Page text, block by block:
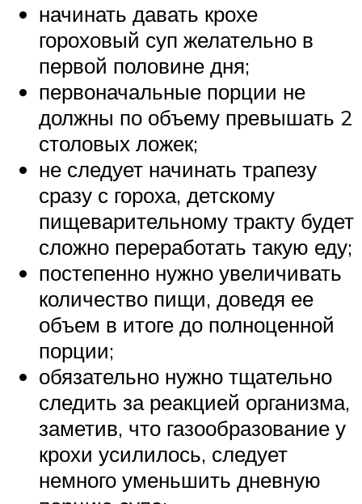
начинать давать крохе
гороховый суп желательно в
первой половине дня;
первоначальные порции не
должны по объему превышать 2
столовых ложек;
не следует начинать трапезу
сразу с гороха, детскому
пищеварительному тракту будет
сложно переработать такую еду;
постепенно нужно увеличивать
количество пищи, доведя ее
объем в итоге до полноценной
порции;
обязательно нужно тщательно
следить за реакцией организма,
заметив, что газообразование у
крохи усилилось, следует
немного уменьшить дневную